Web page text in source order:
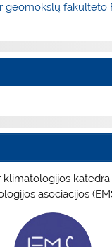
geomokslų fakulteto
klimatologijos
asociacijos